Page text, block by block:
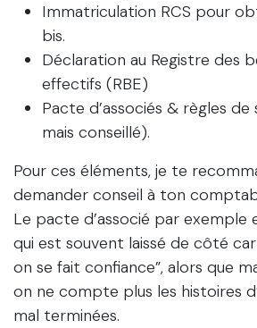
Immatriculation RCS pour
bis.
Déclaration au Registre des
effectifs (RBE)
Pacte d’associés & règles
mais conseillé).
Pour ces éléments, je te
demander conseil à ton
Le pacte d’associé par exemple
qui est souvent laissé de côté
on se fait confiance”, alors que
on ne compte plus les histoires
mal terminées.